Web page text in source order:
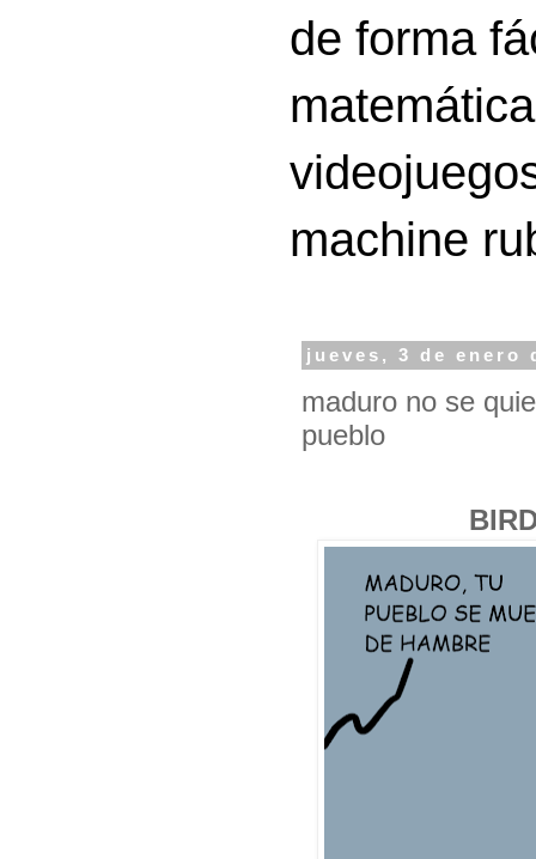
de forma
machine
jueves, 3 de enero
maduro no se
pueblo